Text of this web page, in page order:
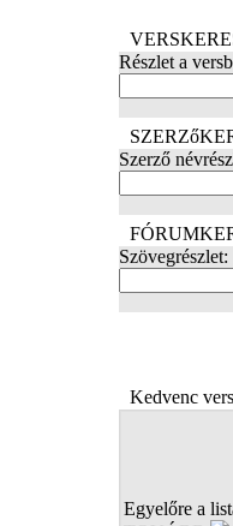
Részlet a
Szerző
Szövegrészlet:
Kedvenc
Egyelőre a